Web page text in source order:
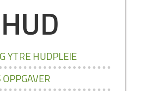
HUD
YTRE HUDPLEIE